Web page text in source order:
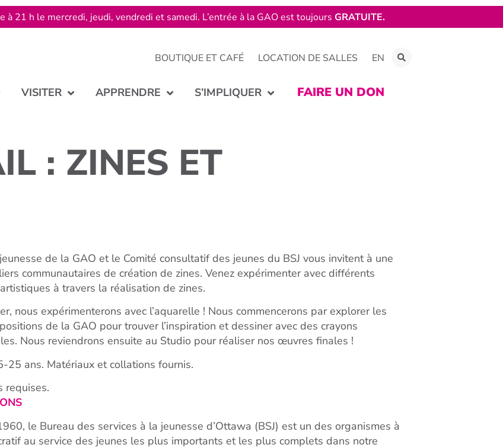
BOUTIQUE ET CAFÉ LOCATION DE SALLES EN
VISITER APPRENDRE S’IMPLIQUER FAIRE UN DON
: ZINES ET
de la GAO et le Comitéconsultatif des jeunes du BSJ vous invitent à une
communautaires de création de zines. Venez expérimenter avec différents
à travers la réalisation de zines.
nous expérimenterons avec l’aquarelle ! Nous commencerons par explorer les
de la GAO pour trouver l’inspiration et dessiner avec des crayons
Nous reviendrons ensuite au Studio pour réaliser nos œuvres finales !
25 ans. Matériaux et collations fournis.
requises.
le Bureau des services à la jeunesse d’Ottawa (BSJ) est un des organismes à
au service des jeunes les plus importants et les plus complets dans notre
21 h le mercredi, jeudi, vendredi et samedi. L’entrée à la GAO est toujours GRATUITE.